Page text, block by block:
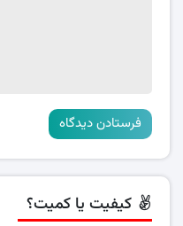
کیفیت یا کمیت؟